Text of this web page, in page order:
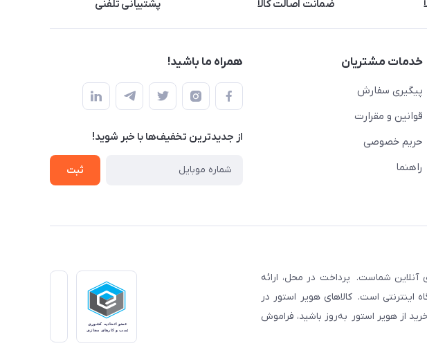
ضمانت اصالت کالا پشتیبانی تلفنی
خدمات مشتریان
پیگیری سفارش
قوانین و مقرارت
حریم خصوصی
راهنما
همراه ما باشید!
از جدید‌ترین تخفیف‌ها با‌ خبر شوید!
ثبت
آنلاین شماست. پرداخت در محل، ارائه
است. کالاهای هویر استور در
از هویر استور به‌روز باشید، فراموش